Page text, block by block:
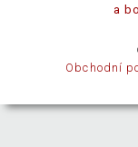
a
Obchodní